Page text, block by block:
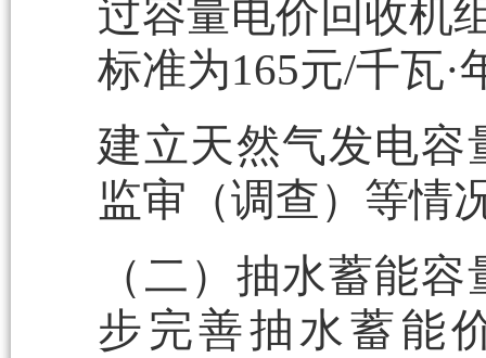
过容量电价回收机
标准为165元/千瓦·
建立天然气发电容
监审（调查）等情
（二）抽水蓄能
步完善抽水蓄能